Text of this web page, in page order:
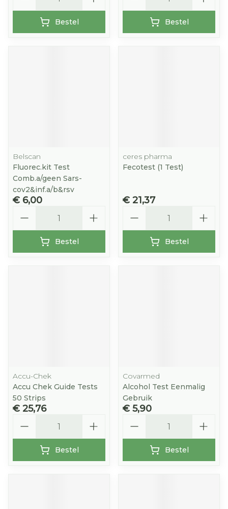
Bestel Bestel
Belscan
Fluorec.kit Test
Comb.a/geen Sars-
cov2&inf.a/b&rsv
€ 6,00
Bestel
ceres pharma
Fecotest (1 Test)
€ 21,37
Bestel
Accu-Chek
Accu Chek Guide Tests
50 Strips
€ 25,76
Bestel
Covarmed
Alcohol Test Eenmalig
Gebruik
€ 5,90
Bestel